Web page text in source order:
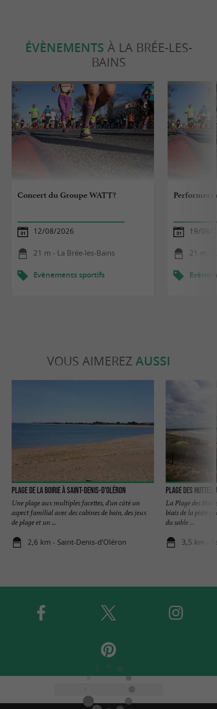
ÉVÈNEMENTS À LA BRÉE-LES-
BAINS
Concert du Groupe WATT?
12/08/2026
21 m - La Brée-les-Bains
Evènements sportifs
Performers
19/08/
21 m -
VOUS AIMEREZ AUSSI
Plage de la Boirie à Saint-Denis-d'Oléron
Une plage aux multiples facettes, d'un côté un
aspect familial avec des cabines de bain, des jeux
de plage et un ...
2,6 km - Saint-Denis-d'Oléron
Plage des Huttes
La Plage des
biais de la piste
du sable ...
3,5 km -